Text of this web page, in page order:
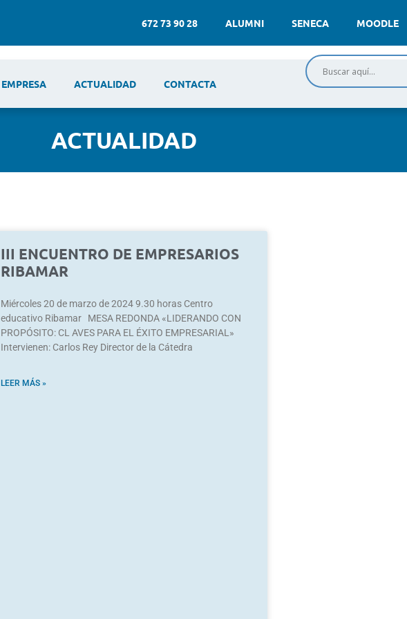
672 73 90 28 ALUMNI SENECA MOODLE
EMPRESA ACTUALIDAD CONTACTA
ACTUALIDAD
III ENCUENTRO DE EMPRESARIOS
RIBAMAR
Miércoles 20 de marzo de 2024 9.30 horas Centro
educativo Ribamar MESA REDONDA «LIDERANDO CON
PROPÓSITO: CL AVES PARA EL ÉXITO EMPRESARIAL»
Intervienen: Carlos Rey Director de la Cátedra
LEER MÁS »